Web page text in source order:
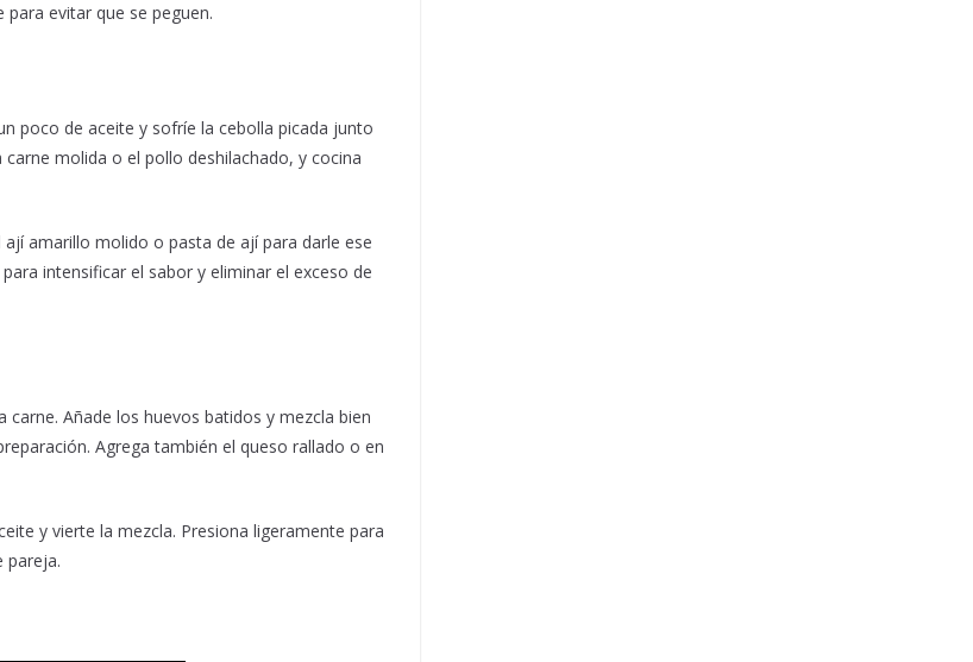
evitar que se peguen.
poco de aceite y sofríe la cebolla picada junto
molida o el pollo deshilachado, y cocina
amarillo molido o pasta de ají para darle ese
intensificar el sabor y eliminar el exceso de
Añade los huevos batidos y mezcla bien
Agrega también el queso rallado o en
y vierte la mezcla. Presiona ligeramente para
pareja.